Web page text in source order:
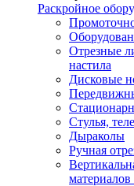
Раскройное
Отрезные
настила
Дисковые
Стулья,
Дыраколы
Ручная
материалов